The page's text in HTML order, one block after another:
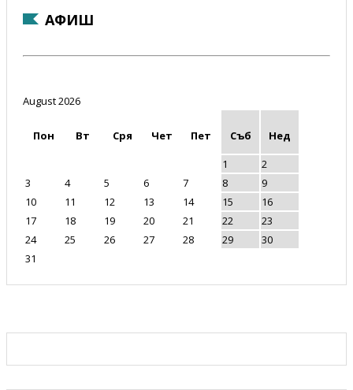
АФИШ
August 2026
Пон Вт Сря Чет Пет Съб
Нед
1
2
3
4 5 6 7 8
9
10
11 12 13 14 15
16
17
18 19 20 21 22
23
24
25 26 27 28 29
30
31